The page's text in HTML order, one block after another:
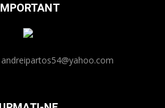
andreipartos54@yahoo.com